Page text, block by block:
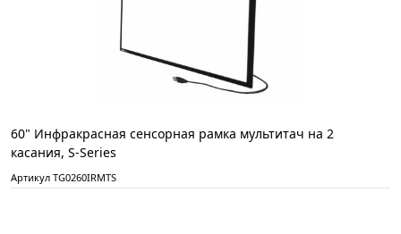
60" Инфракрасная сенсорная рамка мультитач на 2
касания, S-Series
Артикул TG0260IRMTS